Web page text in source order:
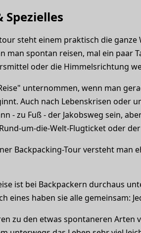
Spezielles
steht einem praktisch die ganze
man spontan reisen, mal ein paar
oder die Himmelsrichtung
unternommen, wenn man
Auch nach Lebenskrisen oder
- zu Fuß - der Jakobsweg sein,
um-die-Welt-Flugticket oder
Backpacking-Tour versteht man
ist bei Backpackern durchaus
eines haben sie alle gemeinsam:
zu den etwas spontaneren